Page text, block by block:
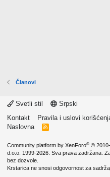
Članovi
Svetli stil
Srpski
Kontakt
Pravila i uslovi
Naslovna
R
Community platform by XenForo® ©
d.o.o. 1999-2026. Sva prava zadržana.
bez dozvole.
Krstarica ne snosi odgovornost za